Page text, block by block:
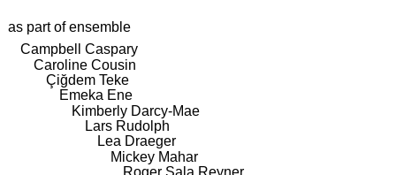
as part of ensemble
Campbell Caspary
Caroline Cousin
Çiğdem Teke
Emeka Ene
Kimberly Darcy-Mae
Lars Rudolph
Lea Draeger
Mickey Mahar
Roger Sala Reyner